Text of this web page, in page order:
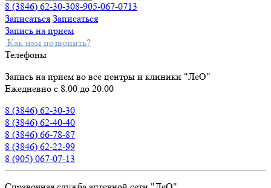
8 (3846) 62-30-308-905-067-0713
Записаться Записаться
Запись на прием
Как нам позвонить?
Телефоны
Запись на прием во все центры и клиники "ЛеО"
Ежедневно с 8.00 до 20.00
8 (3846) 62-30-30
8 (3846) 62-40-40
8 (3846) 66-78-87
8 (3846) 62-22-99
8 (905) 067-07-13